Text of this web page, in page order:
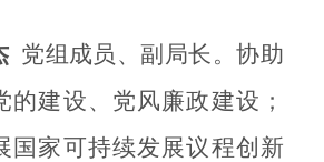
党组成员、副局长。协助
的建设、党风廉政建设；
国家可持续发展议程创新